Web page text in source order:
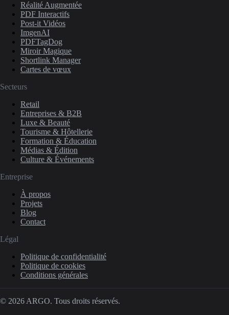
Réalité Augmentée
PDF Interactifs
Post-it Vidéos
ImgenAI
PDFTagDog
Miroir Magique
Shortlink Manager
Cartes de vœux
Secteurs
Retail
Entreprises & B2B
Luxe & Beauté
Tourisme & Hôtellerie
Formation & Éducation
Médias & Édition
Culture & Événements
Entreprise
À propos
Projets
Blog
Contact
Légal
Politique de confidentialité
Politique de cookies
Conditions générales
© 2026 ARGO. Tous droits réservés.